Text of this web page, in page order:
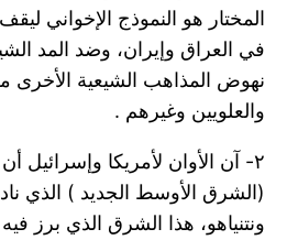
المختار هو النموذج الإخواني
في العراق وإيران، وضد المد
نهوض المذاهب الشيعية الأخرى
والعلويين وغيرهم .
٢- آن الأوان لأمريكا وإسرائيل
(الشرق الأوسط الجديد ) الذي
ونتنياهو، هذا الشرق الذي برز